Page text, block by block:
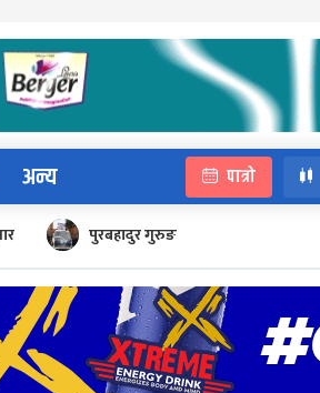
अन्य पात्रो
पुरबहादुर गुरुङ